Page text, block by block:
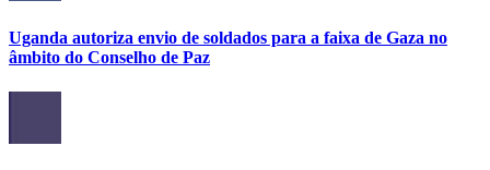
Uganda autoriza envio de soldados para a faixa de Gaza no
âmbito do Conselho de Paz